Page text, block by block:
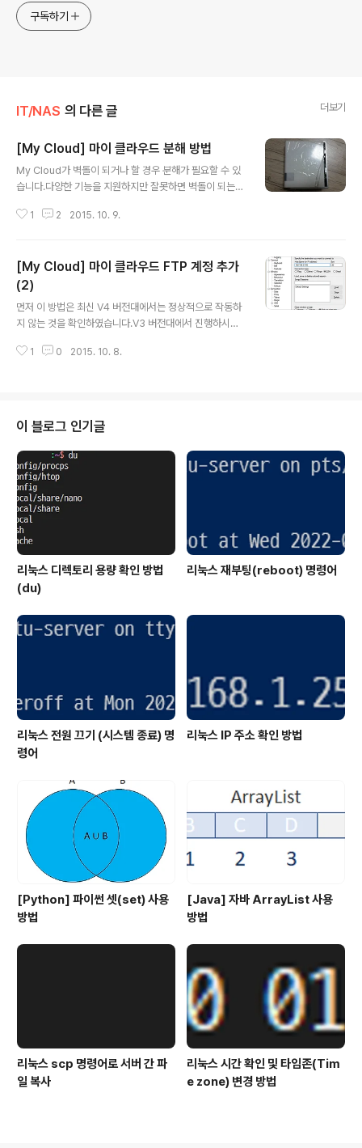
구독하기
IT/NAS 의 다른 글 더보기
[My Cloud] 마이 클라우드 분해 방법
My Cloud가 벽돌이 되거나 할 경우 분해가 필요할 수 있
습니다.다양한 기능을 지원하지만 잘못하면 벽돌이 되는
를 해봤습니다.흰 부분을 앞으로 빼내면 되는데 사진과 같
고 살살 빼내는 것을 추천합니다. 저는 일자 드라이버 2개
를 양쪽에 끼고 양쪽을 한 번에 들어올린 다음에 빼냈습니
다.흰색 부분의 걸쇠는 다음과 같이 되어 있습니다.회색 본
체의 걸쇠가 걸리는 끝 부분에 홈이 파져 있고 이 홈에 흰색
편은 하드디스크가 있으며 다음과 같이 되어 있습니다.걸
1 2 2015. 10. 9.
[My Cloud] 마이 클라우드 FTP 계정 추가
(2)
먼저 이 방법은 최신 V4 버전대에서는 정상적으로 작동하
지 않는 것을 확인하였습니다.V3 버전대에서 진행하시기
TP 계정을 추가할 수 있습니다.FTP에 계정을 추가하는
토리로 접속이 됩니다. 이렇게 되면 다른 사용자의 데이터
를 볼 수 있는 단점이 존재합니다.각 사용자를 생성하면서
생성된 사용자 디렉토리를 기본 디렉토리로 지정하는 방법
은 다음과 같습니다.이 작업을 위해서 SSH 접속이 필요합
니다.putty 등으로 My Cloud에 접속합니다.My Cloud..
1 0 2015. 10. 8.
이 블로그 인기글
리눅스 디렉토리 용량 확인 방법
(du)
리눅스 재부팅(reboot) 명령어
리눅스 전원 끄기 (시스템 종료) 명
령어
리눅스 IP 주소 확인 방법
[Python] 파이썬 셋(set) 사용
방법
[Java] 자바 ArrayList 사용
방법
리눅스 scp 명령어로 서버 간 파
일 복사
리눅스 시간 확인 및 타임존(Tim
e zone) 변경 방법